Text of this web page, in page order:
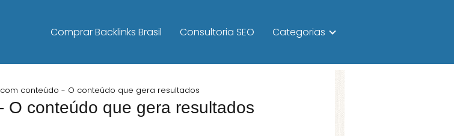
Comprar Backlinks Brasil Consultoria SEO Categorias
conteúdo - O conteúdo que gera resultados
O conteúdo que gera resultados